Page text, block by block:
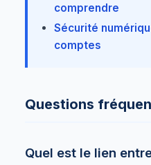
comprendre
Sécurité
comptes
Questions
Quel est le lien